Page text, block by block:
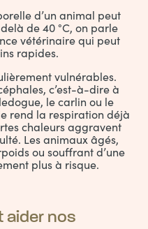
d’un animal peut
de 40 °C, on parle
vétérinaire qui peut
rapides.
vulnérables.
c’est-à-dire à
le carlin ou le
rend la respiration déjà
chaleurs aggravent
Les animaux âgés,
ou souffrant d’une
plus à risque.
aider nos